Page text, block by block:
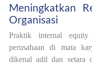
Meningkatkan
Organisasi
Praktik internal
perusahaan di mata
dikenal adil dan setara